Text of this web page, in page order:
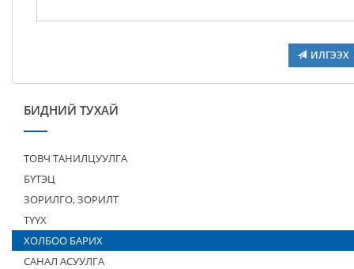
ИЛГЭЭХ
БИДНИЙ ТУХАЙ
ТОВЧ ТАНИЛЦУУЛГА
БҮТЭЦ
ЗОРИЛГО, ЗОРИЛТ
ТҮҮХ
ХОЛБОО БАРИХ
САНАЛ АСУУЛГА